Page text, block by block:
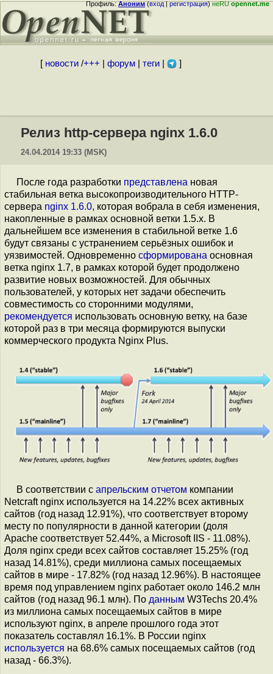
Профиль:Аноним(вход|регистрация)неRUopennet.me
[ новости/+++ форум| теги| ]
Релиз http-сервера nginx 1.6.0
24.04.2014 19:33 (MSK)
После года разработки представлена новая
стабильная ветка высокопроизводительного HTTP-
сервера nginx 1.6.0, которая вобрала в себя изменения,
накопленные в рамках основной ветки 1.5.x. В
дальнейшем все изменения в стабильной ветке 1.6
будут связаны с устранением серьёзных ошибок и
уязвимостей. Одновременно сформирована основная
ветка nginx 1.7, в рамках которой будет продолжено
развитие новых возможностей. Для обычных
пользователей, у которых нет задачи обеспечить
совместимость со сторонними модулями,
рекомендуется использовать основную ветку, на базе
которой раз в три месяца формируются выпуски
коммерческого продукта Nginx Plus.
В соответствии с апрельским отчетом компании
Netcraft nginx используется на 14.22% всех активных
сайтов (год назад 12.91%), что соответствует второму
месту по популярности в данной категории (доля
Apache соответствует 52.44%, а Microsoft IIS - 11.08%).
Доля nginx среди всех сайтов составляет 15.25% (год
назад 14.81%), среди миллиона самых посещаемых
сайтов в мире - 17.82% (год назад 12.96%). В настоящее
время под управлением nginx работает около 146.2 млн
сайтов (год назад 96.1 млн). По данным W3Techs 20.4%
из миллиона самых посещаемых сайтов в мире
используют nginx, в апреле прошлого года этот
показатель составлял 16.1%. В России nginx
используется на 68.6% самых посещаемых сайтов (год
назад - 66.3%).